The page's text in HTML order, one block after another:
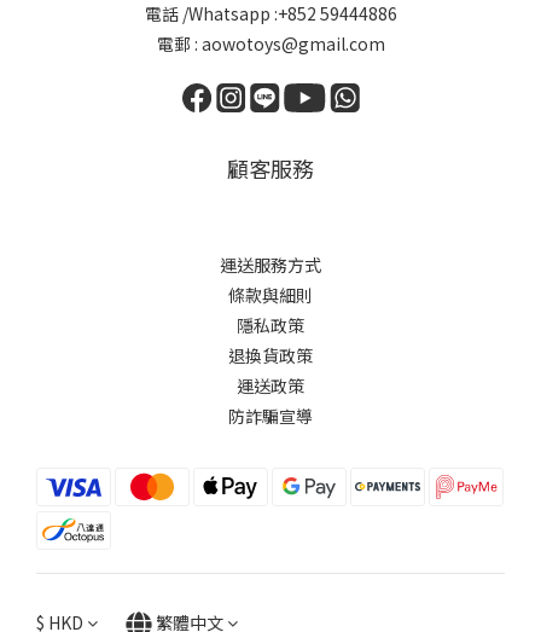
電話 /Whatsapp :+852 59444886
電郵 : aowotoys@gmail.com
顧客服務
運送服務方式
條款與細則
隱私政策
退換貨政策
運送政策
防詐騙宣導
$ HKD 繁體中文